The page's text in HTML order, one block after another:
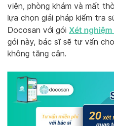
viện, phòng khám và mất
lựa chọn giải pháp kiểm tra
Docosan với gói Xét
gói này, bác sĩ sẽ tư vấn
không tăng cân.